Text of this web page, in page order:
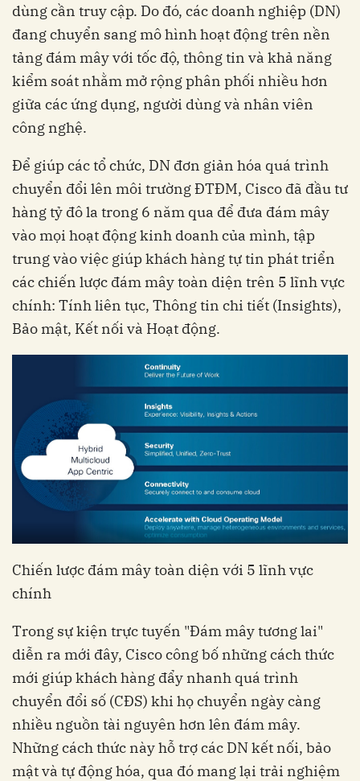
dùng cần truy cập. Do đó, các doanh nghiệp (DN)
đang chuyển sang mô hình hoạt động trên nền
tảng đám mây với tốc độ, thông tin và khả năng
kiểm soát nhằm mở rộng phân phối nhiều hơn
giữa các ứng dụng, người dùng và nhân viên
công nghệ.
Để giúp các tổ chức, DN đơn giản hóa quá trình
chuyển đổi lên môi trường ĐTĐM, Cisco đã đầu tư
hàng tỷ đô la trong 6 năm qua để đưa đám mây
vào mọi hoạt động kinh doanh của mình, tập
trung vào việc giúp khách hàng tự tin phát triển
các chiến lược đám mây toàn diện trên 5 lĩnh vực
chính: Tính liên tục, Thông tin chi tiết (Insights),
Bảo mật, Kết nối và Hoạt động.
Chiến lược đám mây toàn diện với 5 lĩnh vực
chính
Trong sự kiện trực tuyến "Đám mây tương lai"
diễn ra mới đây, Cisco công bố những cách thức
mới giúp khách hàng đẩy nhanh quá trình
chuyển đổi số (CĐS) khi họ chuyển ngày càng
nhiều nguồn tài nguyên hơn lên đám mây.
Những cách thức này hỗ trợ các DN kết nối, bảo
mật và tự động hóa, qua đó mang lại trải nghiệm